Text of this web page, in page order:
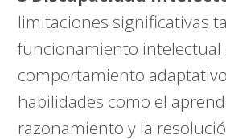
limitaciones significativas
funcionamiento intelectual
comportamiento
habilidades como el
razonamiento y la